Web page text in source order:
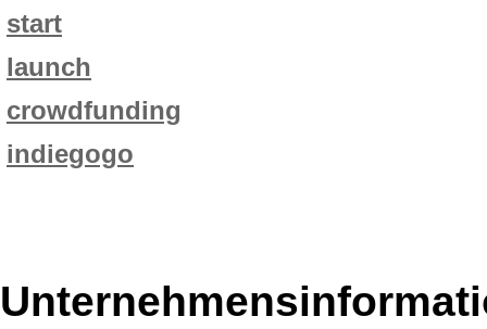
start
launch
crowdfunding
indiegogo